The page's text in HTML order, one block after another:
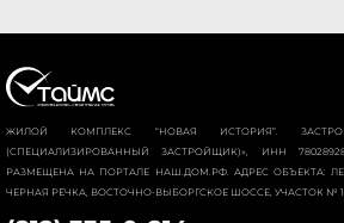
ЖИЛОЙ КОМПЛЕКС “НОВАЯ ИСТОРИЯ”.
(СПЕЦИАЛИЗИРОВАННЫЙ ЗАСТРОЙЩИК)», ИНН
РАЗМЕЩЕНА НА ПОРТАЛЕ НАШ.ДОМ.РФ. АДРЕС ОБЪЕКТА:
ЧЕРНАЯ РЕЧКА, ВОСТОЧНО-ВЫБОРГСКОЕ ШОССЕ, УЧАСТОК №